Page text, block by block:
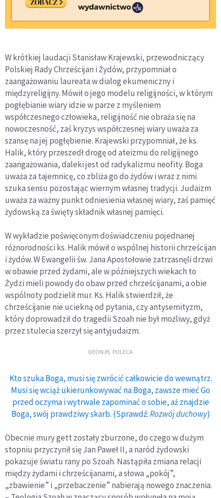
W krótkiej laudacji Stanisław Krajewski, przewodniczący
Polskiej Rady Chrześcijan i Żydów, przypomniał o
zaangażowaniu laureata w dialog ekumeniczny i
międzyreligijny. Mówił o jego modelu religijności, w którym
pogłębianie wiary idzie w parze z myśleniem
współczesnego człowieka, religijność nie obraża się na
nowoczesność, zaś kryzys współczesnej wiary uważa za
szansę na jej pogłębienie. Krajewski przypomniał, że ks.
Halik, który przeszedł drogę od ateizmu do religijnego
zaangażowania, daleki jest od radykalizmu neofity. Boga
uważa za tajemnicę, co zbliża go do żydów i wraz z nimi
szuka sensu pozostając wiernym własnej tradycji. Judaizm
uważa za ważny punkt odniesienia własnej wiary, zaś pamięć
żydowską za święty składnik własnej pamięci.
W wykładzie poświęconym doświadczeniu pojednanej
różnorodności ks. Halik mówił o wspólnej historii chrześcijan
i żydów. W Ewangelii św. Jana Apostołowie zatrzasnęli drzwi
w obawie przed żydami, ale w późniejszych wiekach to
Żydzi mieli powody do obaw przed chrześcijanami, a obie
wspólnoty podzielił mur. Ks. Halik stwierdził, że
chrześcijanie nie uciekną od pytania, czy antysemityzm,
który doprowadził do tragedii Szoah nie był możliwy, gdyż
przez stulecia szerzył się antyjudaizm.
DEON.PL POLECA
Kto szuka Boga, musi się zwrócić całkowicie do wewnątrz.
Musi się wciąż ukierunkowywać na Boga, zawsze mieć Go
przed oczyma i wytrwale zapominać o sobie, aż znajdzie
Boga, swój prawdziwy skarb. (Sprawdź:Rozwój duchowy)
Obecnie mury gett zostały zburzone, do czego w dużym
stopniu przyczynił się Jan Paweł II, a naród żydowski
pokazuje światu rany po Szoah. Nastąpiła zmiana relacji
między żydami i chrześcijanami, a słowa „pokój”,
„zbawienie” i „przebaczenie” nabierają nowego znaczenia.